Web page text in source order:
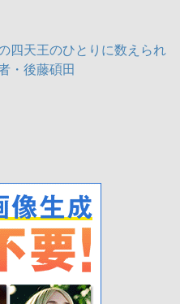
四天王のひとりに数えられ
・後藤碩田